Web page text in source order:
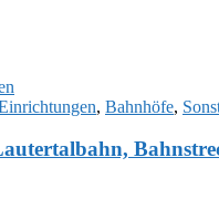
, Bahnhöfe,